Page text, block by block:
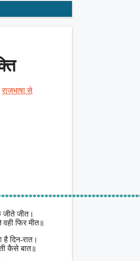
राजभाषा से
जीते जीत।
फिर मीत॥
दिन-रात।
कैसे बात॥